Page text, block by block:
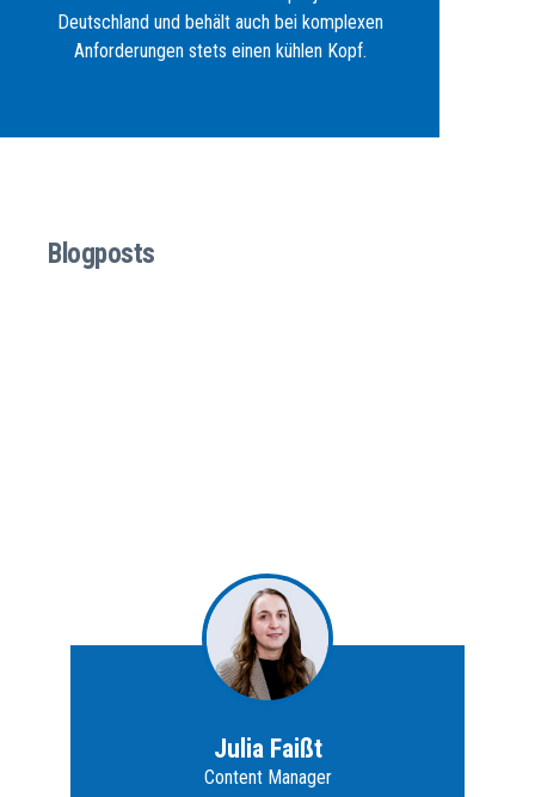
Deutschland und behält auch bei komplexen
Anforderungen stets einen kühlen Kopf.
Blogposts
Julia Faißt
Content Manager